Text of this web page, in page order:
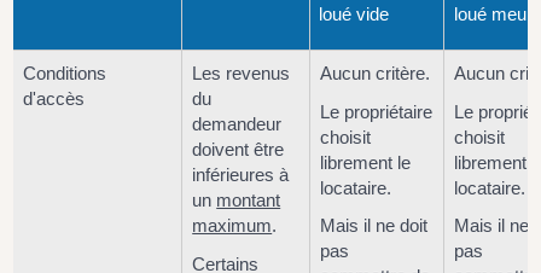
loué vide
loué
Conditions
d'accès
Les revenus
du
demandeur
doivent être
inférieures à
un montant
maximum.
Certains
Aucun critère.
Le propriétaire
choisit
librement le
locataire.
Mais il ne doit
pas
Aucun
Le
choisit
librement
locataire.
Mais il ne
pas